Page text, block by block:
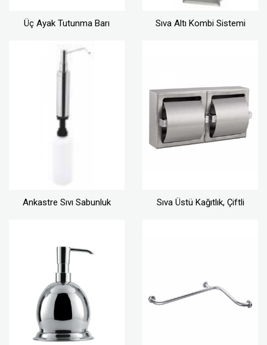
Üç Ayak Tutunma Barı Sıva Altı Kombi Sistemi
Ankastre Sıvı Sabunluk Sıva Üstü Kağıtlık, Çiftli